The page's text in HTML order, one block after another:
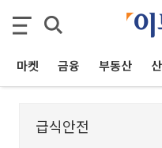
마켓 금융 부동산